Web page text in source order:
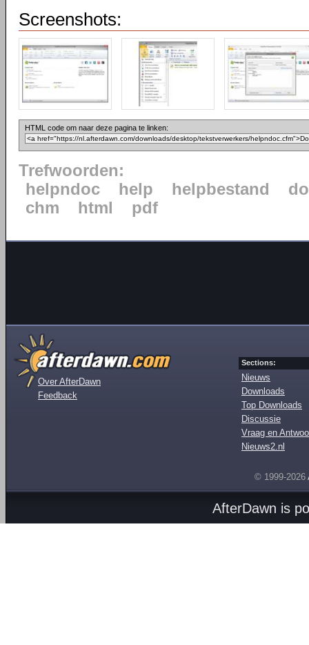
Screenshots:
HTML code om naar deze pagina te linken:
Trefwoorden:
helpndoc
help helpbestand
chm
html pdf
Over AfterDawn
Feedback
Sections:
Nieuws
Downloads
Top Downloads
Discussie
Vraag en
Nieuws2.nl
© 1999-2026
AfterDawn is